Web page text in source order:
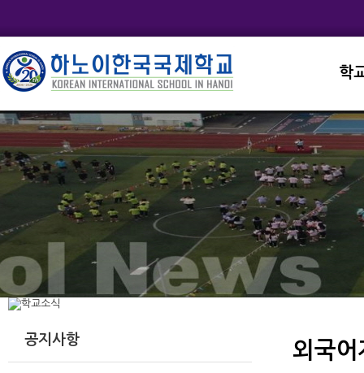
학
학
학
학
공지사항 외국